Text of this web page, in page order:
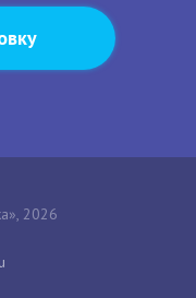
2026